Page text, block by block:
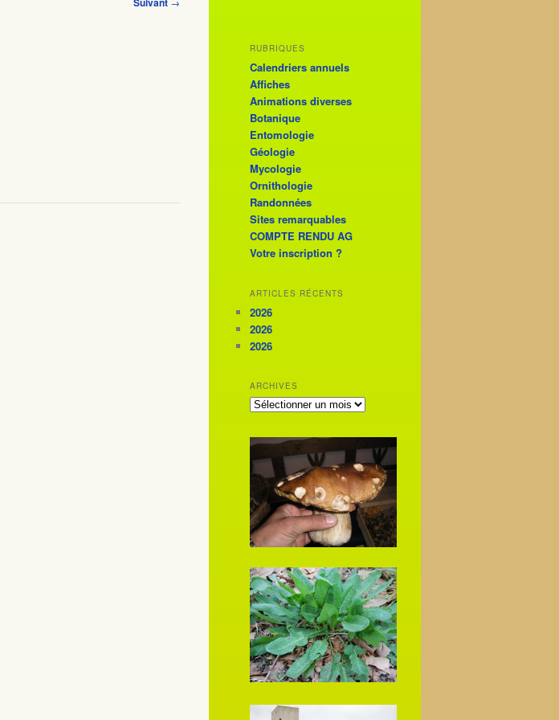
RUBRIQUES
Calendriers annuels
Affiches
Animations diverses
Botanique
Entomologie
Géologie
Mycologie
Ornithologie
Randonnées
Sites remarquables
COMPTE RENDU AG
Votre inscription ?
ARTICLES RÉCENTS
2026
2026
2026
ARCHIVES
ARCHIVES